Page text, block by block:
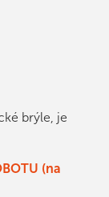
brýle, je
(na